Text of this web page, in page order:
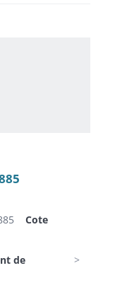
Cote
de